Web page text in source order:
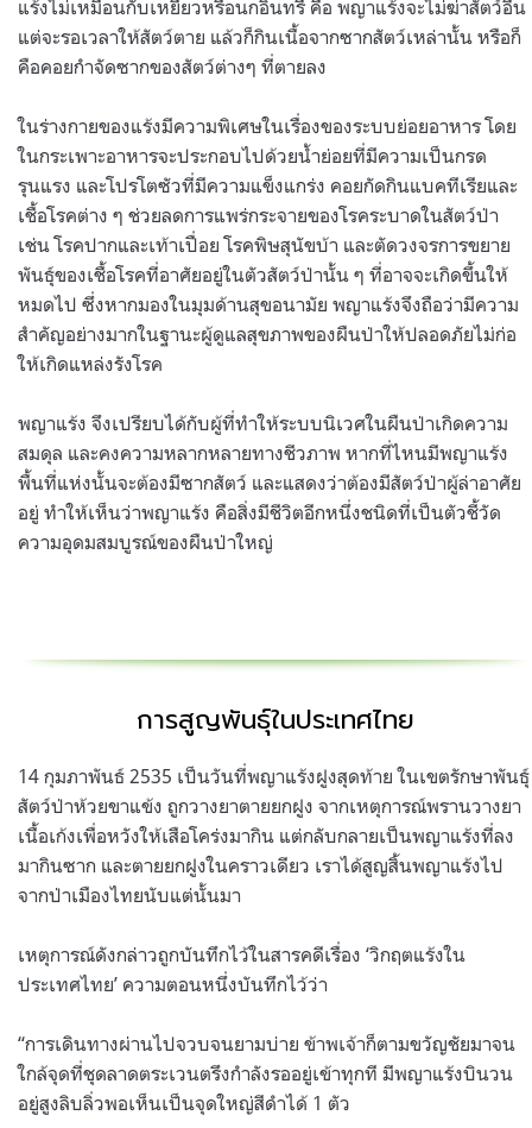
แร้งไม่เหมือนกับเหยี่ยวหรือนกอินทรี คือ พญาแร้งจะไม่ฆ่าสัตว์อื่น
แต่จะรอเวลาให้สัตว์ตาย แล้วก็กินเนื้อจากซากสัตว์เหล่านั้น หรือก็
คือคอยกำจัดซากของสัตว์ต่างๆ ที่ตายลง
ในร่างกายของแร้งมีความพิเศษในเรื่องของระบบย่อยอาหาร โดย
ในกระเพาะอาหารจะประกอบไปด้วยน้ำย่อยที่มีความเป็นกรด
รุนแรง และโปรโตซัวที่มีความแข็งแกร่ง คอยกัดกินแบคทีเรียและ
เชื้อโรคต่าง ๆ ช่วยลดการแพร่กระจายของโรคระบาดในสัตว์ป่า
เช่น โรคปากและเท้าเปื่อย โรคพิษสุนัขบ้า และตัดวงจรการขยาย
พันธุ์ของเชื้อโรคที่อาศัยอยู่ในตัวสัตว์ป่านั้น ๆ ที่อาจจะเกิดขึ้นให้
หมดไป ซึ่งหากมองในมุมด้านสุขอนามัย พญาแร้งจึงถือว่ามีความ
สำคัญอย่างมากในฐานะผู้ดูแลสุขภาพของผืนป่าให้ปลอดภัยไม่ก่อ
ให้เกิดแหล่งรังโรค
พญาแร้ง จึงเปรียบได้กับผู้ที่ทำให้ระบบนิเวศในผืนป่าเกิดความ
สมดุล และคงความหลากหลายทางชีวภาพ หากที่ไหนมีพญาแร้ง
พื้นที่แห่งนั้นจะต้องมีซากสัตว์ และแสดงว่าต้องมีสัตว์ป่าผู้ล่าอาศัย
อยู่ ทำให้เห็นว่าพญาแร้ง คือสิ่งมีชีวิตอีกหนึ่งชนิดที่เป็นตัวชี้วัด
ความอุดมสมบูรณ์ของผืนป่าใหญ่
การสูญพันธุ์ในประเทศไทย
14 กุมภาพันธ์ 2535 เป็นวันที่พญาแร้งฝูงสุดท้าย ในเขตรักษาพันธุ์
สัตว์ป่าห้วยขาแข้ง ถูกวางยาตายยกฝูง จากเหตุการณ์พรานวางยา
เนื้อเก้งเพื่อหวังให้เสือโคร่งมากิน แต่กลับกลายเป็นพญาแร้งที่ลง
มากินซาก และตายยกฝูงในคราวเดียว เราได้สูญสิ้นพญาแร้งไป
จากป่าเมืองไทยนับแต่นั้นมา
เหตุการณ์ดังกล่าวถูกบันทึกไว้ในสารคดีเรื่อง ‘วิกฤตแร้งใน
ประเทศไทย’ ความตอนหนึ่งบันทึกไว้ว่า
“การเดินทางผ่านไปจวบจนยามบ่าย ข้าพเจ้าก็ตามขวัญชัยมาจน
ใกล้จุดที่ชุดลาดตระเวนตรึงกำลังรออยู่เข้าทุกที มีพญาแร้งบินวน
อยู่สูงลิบลิ่วพอเห็นเป็นจุดใหญ่สีดำได้ 1 ตัว